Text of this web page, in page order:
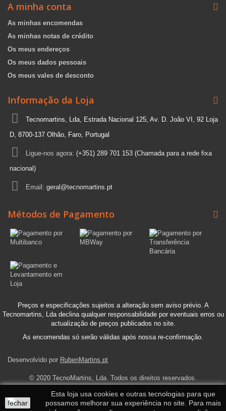
A minha conta
As minhas encomendas
As minhas notas de crédito
Os meus endereços
Os meus dados pessoais
Os meus vales de desconto
Informação da Loja
Tecnomartins, Lda, Estrada Nacional 125, Av. D. João VI, 92 Loja
D, 8700-137 Olhão, Faro, Portugal
Ligue-nos agora: (+351) 289 701 153 (Chamada para a rede fixa
nacional)
Email: geral@tecnomartins.pt
Métodos de Pagamento
Preços e especificações sujeitos a alteração sem aviso prévio. A
Tecnomartins, Lda declina qualquer responsabilidade por eventuais erros ou
actualização de preços publicados no site.
As encomendas só serão válidas após nossa re-confirmação.
fechar
Esta loja usa cookies e outras tecnologias para que
possamos melhorar sua experiência no site. Para mais
Desenvolvido por RubenMartins.pt
© 2020 TecnoMartins, Lda. Todos os direitos reservados.